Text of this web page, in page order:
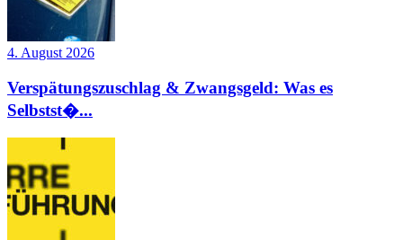
4. August 2026
Verspätungszuschlag & Zwangsgeld: Was es
Selbstst�...